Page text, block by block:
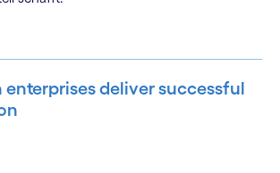
enterprises deliver successful